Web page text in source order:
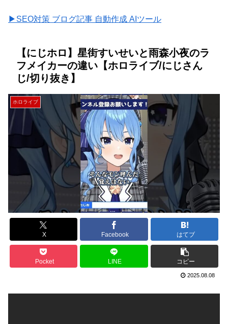
▶SEO対策 ブログ記事 自動作成 AIツール
【にじホロ】星街すいせいと雨森小夜のラ
フメイカーの違い【ホロライブ/にじさん
じ/切り抜き】
ホロライブ
X Facebook はてブ
Pocket LINE コピー
2025.08.08